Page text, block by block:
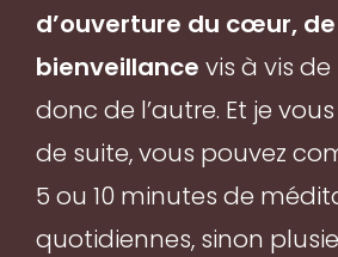
d’ouverture du cœur, de
bienveillance vis à vis
donc de l’autre. Et je
de suite, vous pouvez
5 ou 10 minutes de
quotidiennes, sinon